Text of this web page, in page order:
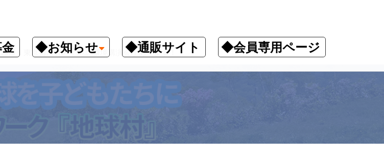
◆お知らせ ◆通販サイト ◆会員専用ページ
日、東京都渋谷区で地球環境講演会があります！